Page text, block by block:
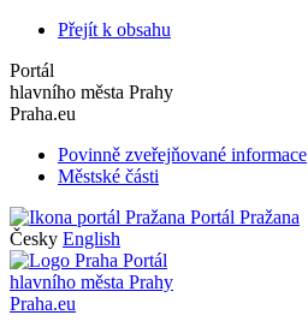
Přejít k obsahu
Portál
hlavního města Prahy
Praha.eu
Povinně zveřejňované informace
Městské části
Portál Pražana
Česky English
Portál
hlavního města Prahy
Praha.eu